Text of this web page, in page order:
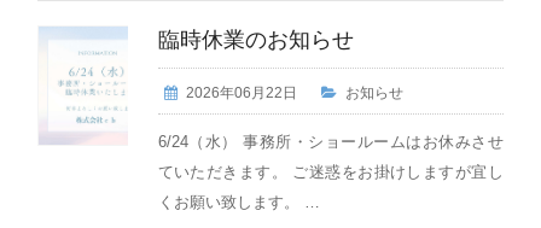
臨時休業のお知らせ
2026年06月22日 お知らせ
6/24（水） 事務所・ショールームはお休みさせ
ていただきます。 ご迷惑をお掛けしますが宜し
くお願い致します。 …